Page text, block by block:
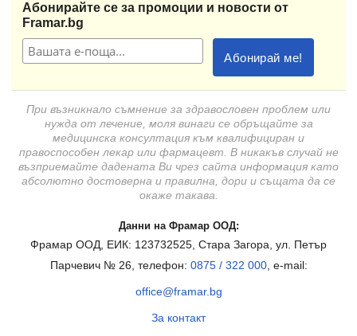
Абонирайте се за промоции и новости от
Framar.bg
При възникнало съмнение за здравословен проблем или
нужда от лечение, моля винаги се обръщайте за
медицинска консултация към квалифициран и
правоспособен лекар или фармацевт. В никакъв случай не
възприемайте дадената Ви чрез сайта информация като
абсолютно достоверна и правилна, дори и същата да се
окаже такава.
Данни на Фрамар ООД:
Фрамар ООД, ЕИК: 123732525, Стара Загора, ул. Петър
Парчевич № 26, телефон: 0875 / 322 000, e-mail:
office@framar.bg
За контакт